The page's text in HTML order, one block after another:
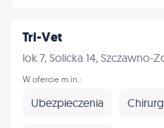
Tri-Vet
lok.7, Solicka 14, Szczawno-
W ofercie m.in.:
Ubezpieczenia